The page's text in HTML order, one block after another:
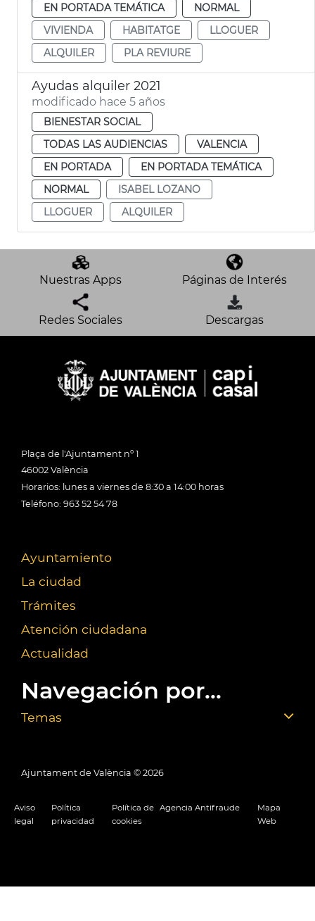
EN PORTADA TEMÁTICA
NORMAL
VIVIENDA
HABITATGE
LLOGUER
ALQUILER
PLA REVIURE
Ayudas alquiler 2021
modificado hace 5 años
BIENESTAR SOCIAL
TODAS LAS AUDIENCIAS
VALENCIA
EN PORTADA
EN PORTADA TEMÁTICA
NORMAL
ISABEL LOZANO
LLOGUER
ALQUILER
Nuestras Apps Páginas de Interés
Redes Sociales Descargas
Plaça de l'Ajuntament nº 1
46002 València
Horarios: lunes a viernes de 8:30 a 14:00 horas
Teléfono: 963 52 54 78
Ayuntamiento
La ciudad
Trámites
Atención ciudadana
Actualidad
Navegación por...
Temas
Ajuntament de València © 2026
Aviso
legal
Política
privacidad
Política de
cookies
Agencia Antifraude
Mapa
Web